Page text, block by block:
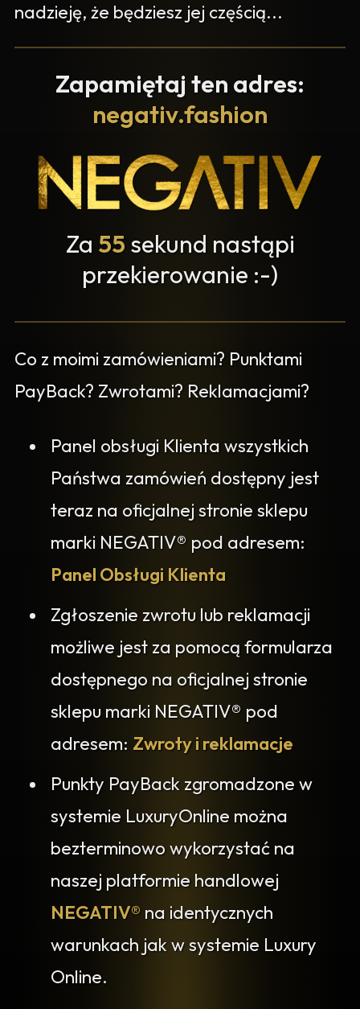
nadzieję, że będziesz jej częścią...
Zapamiętaj ten adres:
negativ.fashion
Za 55 sekund nastąpi
przekierowanie :-)
Co z moimi zamówieniami? Punktami
PayBack? Zwrotami? Reklamacjami?
Panel obsługi Klienta wszystkich
Państwa zamówień dostępny jest
teraz na oficjalnej stronie sklepu
marki NEGATIV® pod adresem:
Panel Obsługi Klienta
Zgłoszenie zwrotu lub reklamacji
możliwe jest za pomocą formularza
dostępnego na oficjalnej stronie
sklepu marki NEGATIV® pod
adresem: Zwroty i reklamacje
Punkty PayBack zgromadzone w
systemie LuxuryOnline można
bezterminowo wykorzystać na
naszej platformie handlowej
NEGATIV® na identycznych
warunkach jak w systemie Luxury
Online.